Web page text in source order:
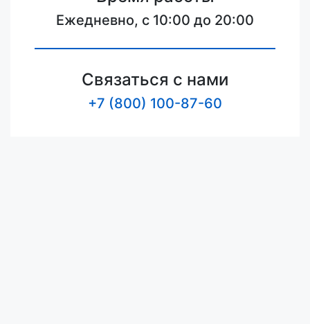
Ежедневно, с 10:00 до 20:00
Связаться с нами
+7 (800) 100-87-60